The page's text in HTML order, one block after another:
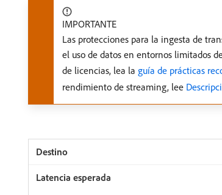
IMPORTANTE
Las protecciones para la ingesta de
el uso de datos en entornos limitados
de licencias, lea la guía de prácticas
rendimiento de streaming, lee